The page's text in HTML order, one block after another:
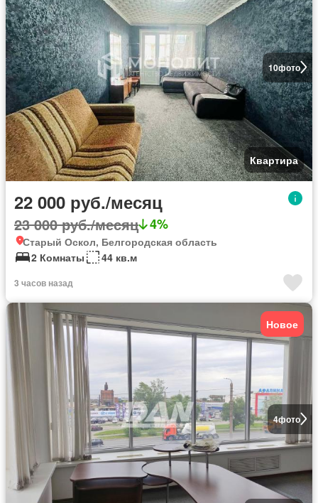
10фото
Квартира
22 000 руб./месяц
23 000 руб./месяц 4%
Старый Оскол, Белгородская область
2 Комнаты
44 кв.м
3 часов назад
4фото
Новое